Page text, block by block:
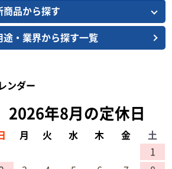
商品から探す
途・業界から探す一覧
ンダー
2026年8月の定休日
月 火 水 木 金
土
1